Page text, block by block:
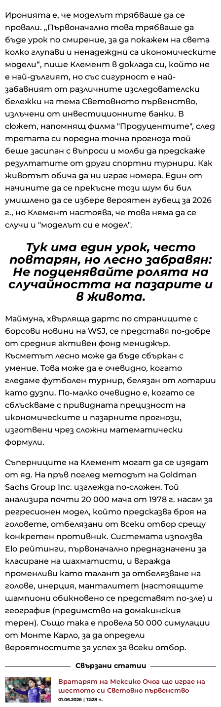
Иронията е, че моделът трябваше да се
провали. „Първоначално това трябваше да
бъде урок по смирение, за да покажем на света
колко глупави и ненадеждни са икономическите
модели“, пише Клемент в доклада си, който не
е най-дългият, но със сигурност е най-
забавният от различните изследователски
бележки на тема Световното първенство,
излъчени от инвестиционните банки. В
сюжет, напомнящ филма "Продуцентите", след
третата си поредна точна прогноза той
беше засипан с въпроси и молби да предскаже
резултатите от други спортни турнири. Как
животът обича да ни играе номера. Един от
начините да се прекъсне този шум би бил
умишлено да се избере вероятен губещ за 2026
г., но Клемент настоява, че това няма да се
случи и "моделът си е модел".
Тук има един урок, често
повтарян, но лесно забравян:
Не подценявайте ролята на
случайността на пазарите и
в живота.
Маймуна, хвърляща дартс по страниците с
борсови новини на WSJ, се представя по-добре
от средния активен фонд мениджър.
Късметът лесно може да бъде сбъркан с
умение. Това може да е очевидно, когато
гледаме футболен турнир, белязан от лотарии
като дузпи. По-малко очевидно е, когато се
сблъскваме с привидната прецизност на
икономическите и пазарните прогнози,
изготвени чрез сложни математически
формули.
Съперниците на Клемент могат да се изядат
от яд. На пръв поглед методът на Goldman
Sachs Group Inc. изглежда по-сложен. Той
анализира почти 20 000 мача от 1978 г. насам за
регресионен модел, който предсказва броя на
головете, отбелязани от всеки отбор срещу
конкретен противник. Системата използва
Elo рейтинги, първоначално предназначени за
класиране на шахматисти, и вгражда
променливи като талант за отбелязване на
голове, инерция, манталитет (настоящите
шампиони обикновено се представят по-зле) и
география (предимство на домакинския
терен). Също така е провела 50 000 симулации
от Монте Карло, за да определи
вероятностите за успех за всеки отбор.
Свързани статии
Вратарят на Мексико Очоа ще играе на
шестото си Световно първенство
01.06.2026 | 12:28 ч.